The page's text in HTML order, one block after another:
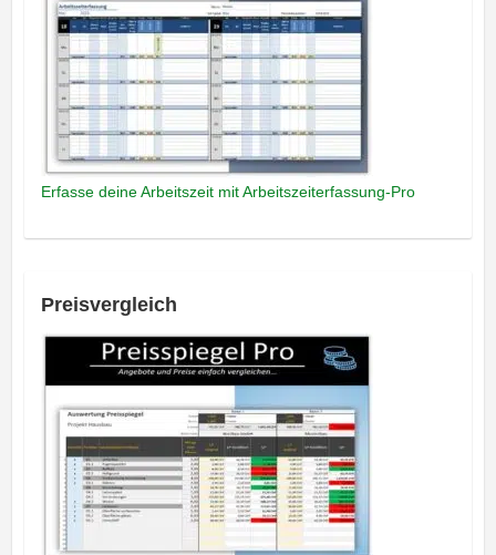
Erfasse deine Arbeitszeit mit Arbeitszeiterfassung-Pro
Preisvergleich